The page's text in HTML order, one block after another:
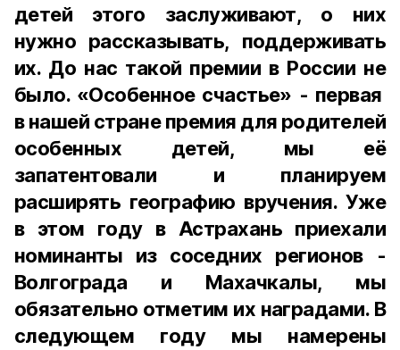
детей этого заслуживают, о них
нужно рассказывать, поддерживать
их. До нас такой премии в России не
было. «Особенное счастье» - первая
в нашей стране премия для родителей
особенных детей, мы её
запатентовали и планируем
расширять географию вручения. Уже
в этом году в Астрахань приехали
номинанты из соседних регионов -
Волгограда и Махачкалы, мы
обязательно отметим их наградами. В
следующем году мы намерены